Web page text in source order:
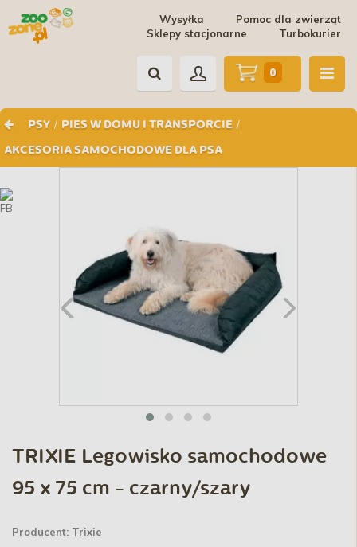
Pomoc dla zwierząt
Wysyłka
Turbokurier
Sklepy stacjonarne
PSY / PIES W DOMU I TRANSPORCIE /
AKCESORIA SAMOCHODOWE DLA PSA
0
TRIXIE Legowisko samochodowe
95 x 75 cm - czarny/szary
Producent: Trixie